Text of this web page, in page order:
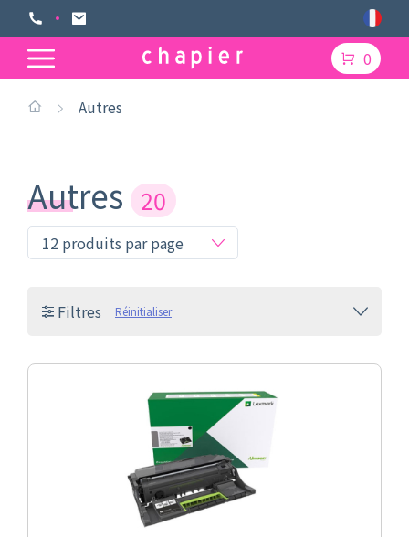
0
Autres
Autres 20
Filtres Réinitialiser